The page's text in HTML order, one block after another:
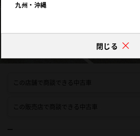
九州・沖縄
閉じる
この店舗で商談できる中古車
この販売店で商談できる中古車